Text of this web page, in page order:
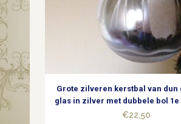
Grote zilveren kerstbal van dun
glas in zilver met dubbele bol 1e
€22,50